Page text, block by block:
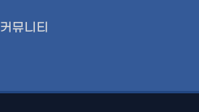
커뮤니티